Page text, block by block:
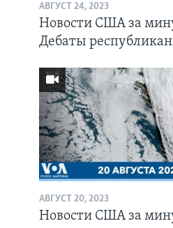
АВГУСТ 24, 2023
Новости США за
Дебаты
АВГУСТ 20, 2023
Новости США за